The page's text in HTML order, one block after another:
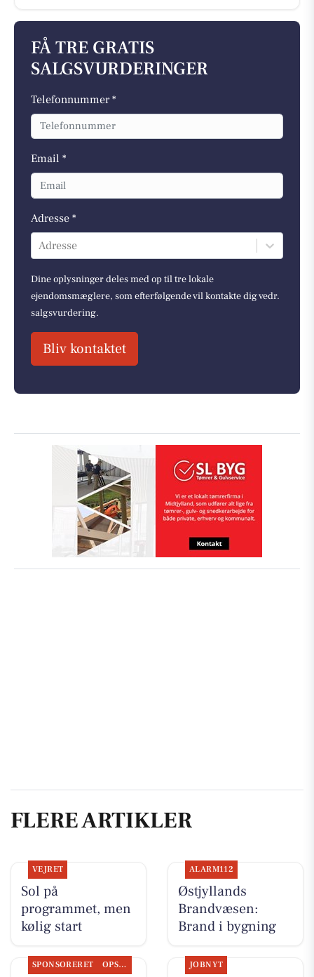
FÅ TRE GRATIS
SALGSVURDERINGER
Telefonnummer *
Email *
Adresse *
Adresse
Dine oplysninger deles med op til tre lokale
ejendomsmæglere, som efterfølgende vil kontakte dig vedr.
salgsvurdering.
Bliv kontaktet
FLERE ARTIKLER
VEJRET
Sol på
programmet, men
kølig start
ALARM112
Østjyllands
Brandvæsen:
Brand i bygning
SPONSORERET OPSLAGSTAVLEN JOBNYT